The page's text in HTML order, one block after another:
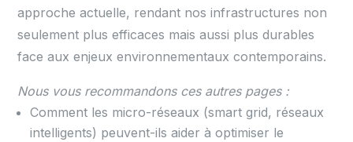
approche actuelle, rendant nos infrastructures non
seulement plus efficaces mais aussi plus durables
face aux enjeux environnementaux contemporains.
Nous vous recommandons ces autres pages :
Comment les micro-réseaux (smart grid, réseaux
intelligents) peuvent-ils aider à optimiser le